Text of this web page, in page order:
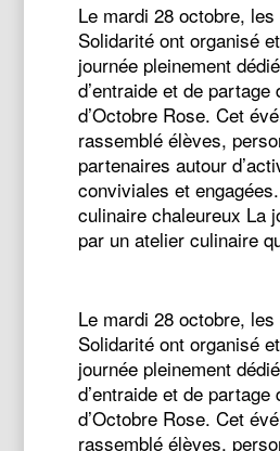
Le mardi 28 octobre,
Solidarité ont organisé
journée pleinement
d’entraide et de
d’Octobre Rose. Cet
rassemblé élèves,
partenaires autour
conviviales et
culinaire chaleureux La
par un atelier culinaire
Le mardi 28 octobre,
Solidarité ont organisé
journée pleinement
d’entraide et de
d’Octobre Rose. Cet
rassemblé élèves,